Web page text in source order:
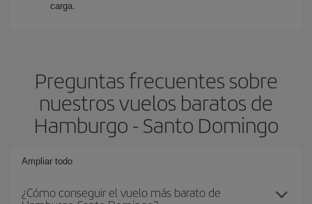
carga.
Preguntas frecuentes sobre
nuestros vuelos baratos de
Hamburgo - Santo Domingo
Ampliar todo
¿Cómo conseguir el vuelo más barato de